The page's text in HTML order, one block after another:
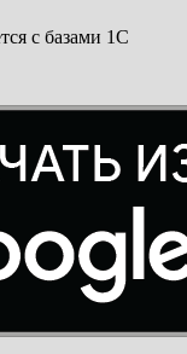
с базами 1С